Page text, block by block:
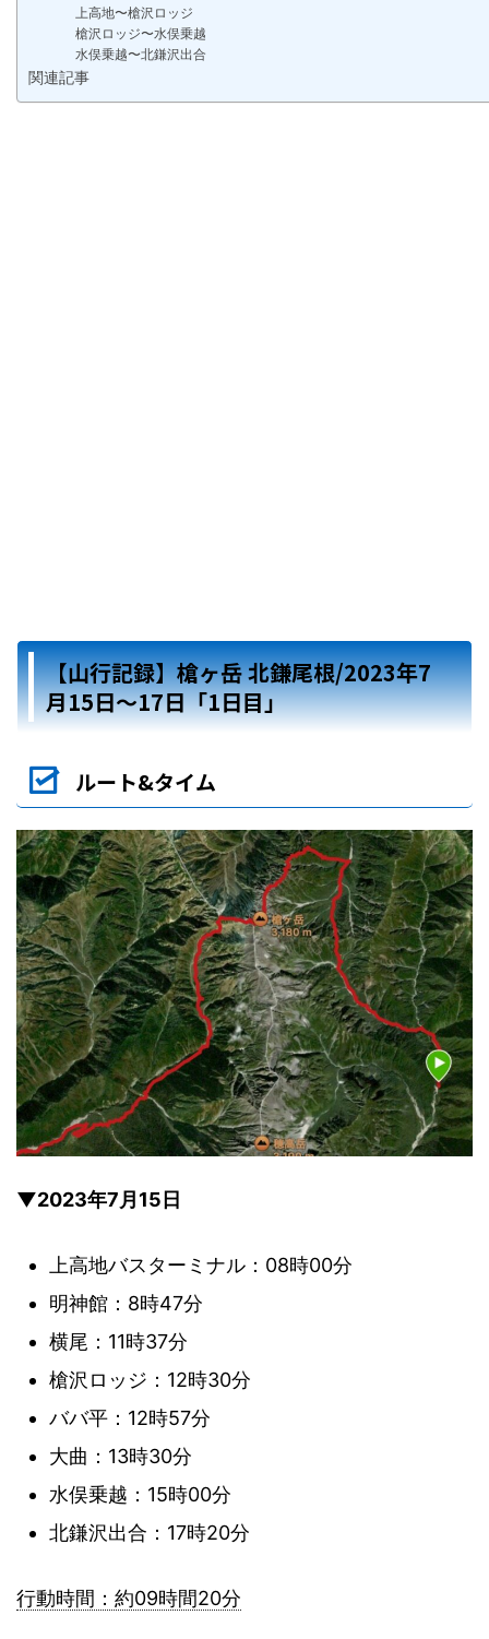
上高地〜槍沢ロッジ
槍沢ロッジ〜水俣乗越
水俣乗越〜北鎌沢出合
関連記事
【山行記録】槍ヶ岳 北鎌尾根/2023年7
月15日〜17日「1日目」
ルート&タイム
▼2023年7月15日
上高地バスターミナル：08時00分
明神館：8時47分
横尾：11時37分
槍沢ロッジ：12時30分
ババ平：12時57分
大曲：13時30分
水俣乗越：15時00分
北鎌沢出合：17時20分
行動時間：約09時間20分